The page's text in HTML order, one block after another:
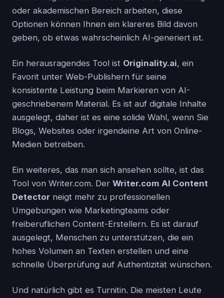
oder akademischen Bereich arbeiten, diese
Optionen können Ihnen ein klareres Bild davon
geben, ob etwas wahrscheinlich AI-generiert ist.
Ein herausragendes Tool ist Originality.ai, ein
Favorit unter Web-Publishern für seine
konsistente Leistung beim Markieren von AI-
geschriebenem Material. Es ist auf digitale Inhalte
ausgelegt, daher ist es eine solide Wahl, wenn Sie
Blogs, Websites oder irgendeine Art von Online-
Medien betreiben.
Ein weiteres, das man sich ansehen sollte, ist das
Tool von Writer.com. Der Writer.com AI Content
Detector neigt mehr zu professionellen
Umgebungen wie Marketingteams oder
freiberuflichen Content-Erstellern. Es ist darauf
ausgelegt, Menschen zu unterstützen, die ein
hohes Volumen an Texten erstellen und eine
schnelle Überprüfung auf Authentizität wünschen.
Und natürlich gibt es Turnitin. Die meisten Leute